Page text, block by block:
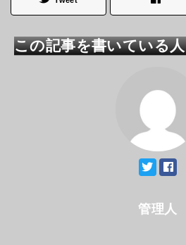
この記事を書いている人
管理人